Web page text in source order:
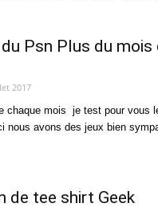
Psn Plus du
2017
chaque mois je test pour vous
nous avons des jeux bien
de tee shirt Geek